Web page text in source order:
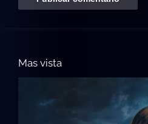
Mas vista